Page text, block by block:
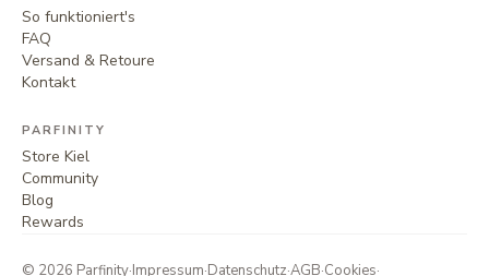
So funktioniert's
FAQ
Versand & Retoure
Kontakt
PARFINITY
Store Kiel
Community
Blog
Rewards
© 2026 Parfinity·Impressum·Datenschutz·AGB·Cookies·